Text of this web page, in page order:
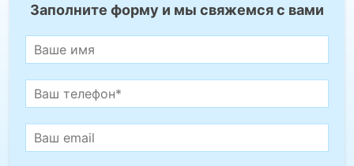
Заполните форму и мы свяжемся с вами